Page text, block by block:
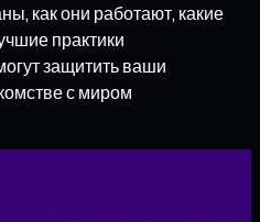
как они работают, какие
практики
защитить ваши
с миром